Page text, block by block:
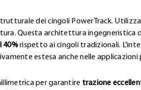
dei cingoli PowerTrack.
Questa architettura ingegneristica
40%rispetto ai cingoli tradizionali.
estesa anche nelle applicazioni
per garantire trazione